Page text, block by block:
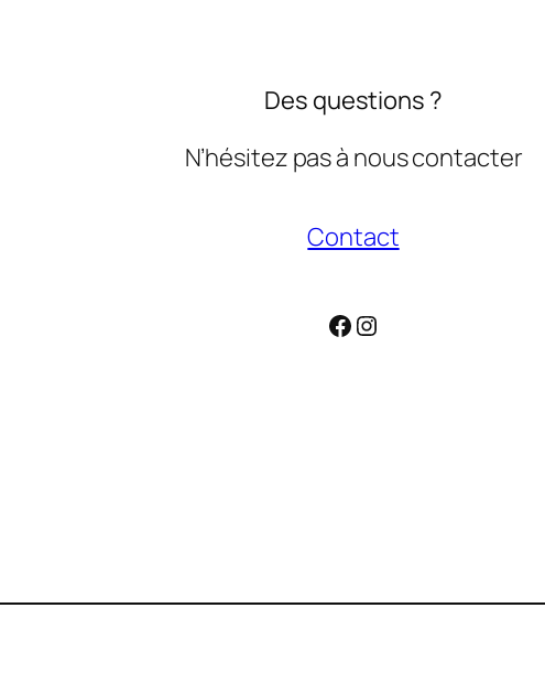
Des questions ?
N’hésitez pas à nous contacter
Contact
Facebook
Instagram